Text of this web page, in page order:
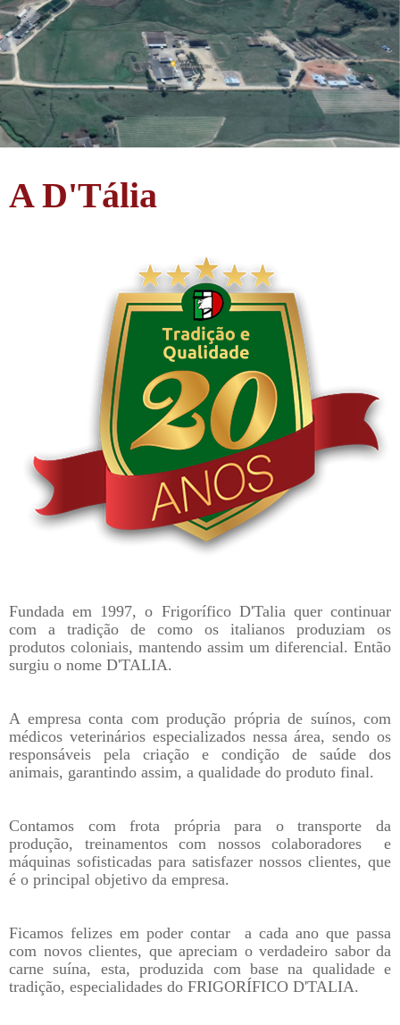
A D'Tália
Fundada em 1997, o Frigorífico D'Talia quer continuar
com a tradição de como os italianos produziam os
produtos coloniais, mantendo assim um diferencial. Então
surgiu o nome D'TALIA.
A empresa conta com produção própria de suínos, com
médicos veterinários especializados nessa área, sendo os
responsáveis pela criação e condição de saúde dos
animais, garantindo assim, a qualidade do produto final.
Contamos com frota própria para o transporte da
produção, treinamentos com nossos colaboradores e
máquinas sofisticadas para satisfazer nossos clientes, que
é o principal objetivo da empresa.
Ficamos felizes em poder contar a cada ano que passa
com novos clientes, que apreciam o verdadeiro sabor da
carne suína, esta, produzida com base na qualidade e
tradição, especialidades do FRIGORÍFICO D'TALIA.